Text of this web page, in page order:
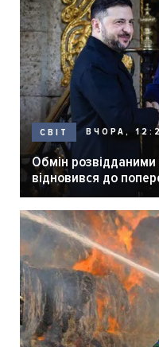
СВІТ ВЧОРА,
Обмін
відновився до